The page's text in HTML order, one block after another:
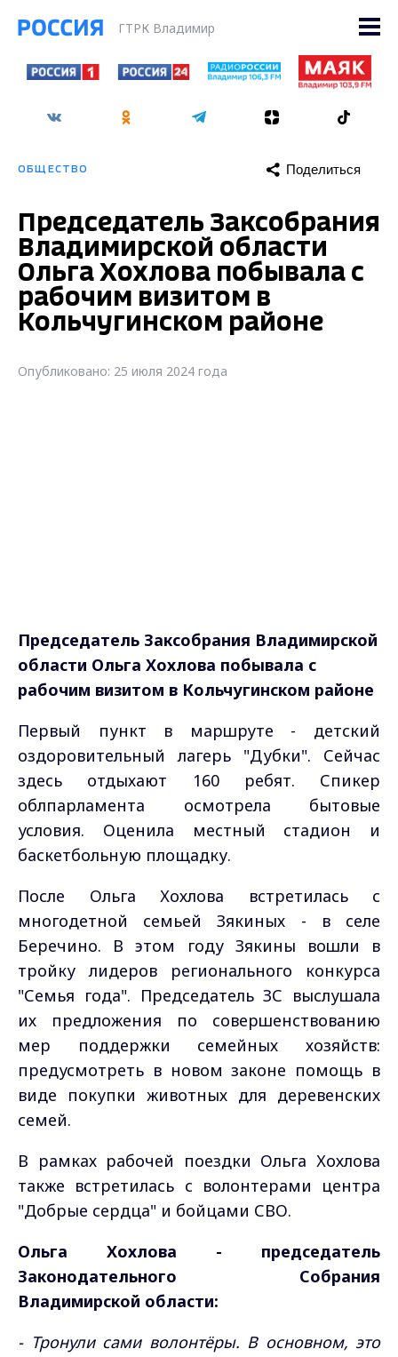
ГТРК Владимир
ОБЩЕСТВО Поделиться
Председатель Заксобрания
Владимирской области
Ольга Хохлова побывала с
рабочим визитом в
Кольчугинском районе
Опубликовано: 25 июля 2024 года
Председатель Заксобрания Владимирской
области Ольга Хохлова побывала с
рабочим визитом в Кольчугинском районе
Первый пункт в маршруте - детский
оздоровительный лагерь "Дубки". Сейчас
здесь отдыхают 160 ребят. Спикер
облпарламента осмотрела бытовые
условия. Оценила местный стадион и
баскетбольную площадку.
После Ольга Хохлова встретилась с
многодетной семьей Зякиных - в селе
Беречино. В этом году Зякины вошли в
тройку лидеров регионального конкурса
"Семья года". Председатель ЗС выслушала
их предложения по совершенствованию
мер поддержки семейных хозяйств:
предусмотреть в новом законе помощь в
виде покупки животных для деревенских
семей.
В рамках рабочей поездки Ольга Хохлова
также встретилась с волонтерами центра
"Добрые сердца" и бойцами СВО.
Ольга Хохлова - председатель
Законодательного Собрания
Владимирской области:
- Тронули сами волонтёры. В основном, это